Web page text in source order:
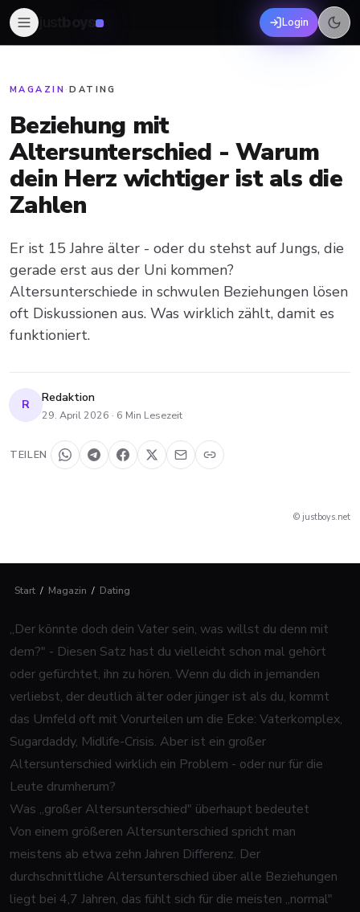
boys Login
MAGAZIN ·DATING
Beziehung mit
Altersunterschied - Warum
dein Herz wichtiger ist als die
Zahlen
Er ist 15 Jahre älter - oder du stehst auf Jungs, die
gerade erst aus der Uni kommen?
Altersunterschiede in schwulen Beziehungen lösen
oft Diskussionen aus. Was wirklich zählt, damit es
funktioniert.
R Redaktion
29. April 2026 · 6 Min Lesezeit
TEILEN
© justboys.net
Start / Magazin / Dating
„Der könnte doch dein Vater sein, was willst du denn mit
dem?" - Diesen Satz hast du vielleicht schon mal gehört
oder gefürchtet, ihn zu hören. Wenn du dich in jemanden
verliebst, der deutlich älter oder jünger ist als du, kommt
das Umfeld oft mit Vorurteilen um die Ecke: Vaterkomplex,
Sugardaddy, Midlife-Crisis. Aber ist ein großer
Altersunterschied wirklich ein Problem - oder nur für die
Leute drumherum?
Was „großer Altersunterschied" überhaupt bedeutet
Von einem größeren Altersunterschied spricht man
meistens ab etwa zehn Jahren Differenz. Der
durchschnittliche Altersunterschied über alle Beziehungen
liegt bei 4,7 Jahren, das fühlt sich für die meisten „normal"